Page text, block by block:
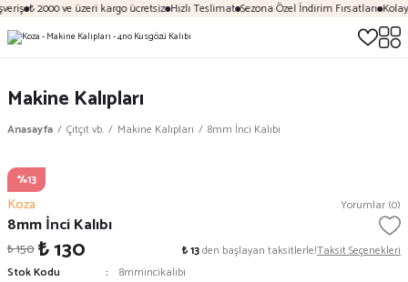
₺ 2000 ve üzeri kargo ücretsiz Hızlı Teslimat Sezona Özel İndirim Fırsatları
Makine Kalıpları
Anasayfa Çıtçıt vb. Makine Kalıpları 8mm İnci Kalıbı
%13
Koza Yorumlar (0)
8mm İnci Kalıbı
₺ 150₺ 130 ₺ 13den başlayan taksitlerle!Taksit Seçenekleri
Stok Kodu
8mmincikalibi